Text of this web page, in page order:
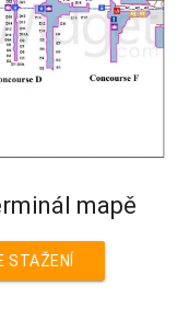
mapě
STAŽENÍ